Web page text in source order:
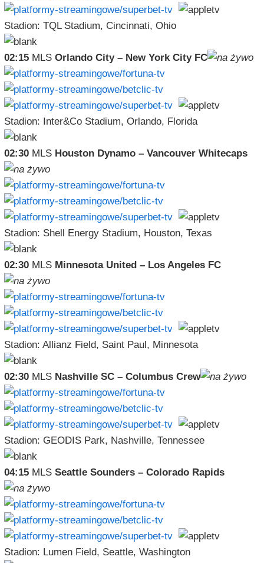
Stadion: TQL Stadium, Cincinnati, Ohio
02:15MLS Orlando City – New York City FC
Stadion: Inter&Co Stadium, Orlando, Florida
02:30MLS Houston Dynamo – Vancouver Whitecaps
Stadion: Shell Energy Stadium, Houston, Texas
02:30MLS Minnesota United – Los Angeles FC
Stadion: Allianz Field, Saint Paul, Minnesota
02:30MLS Nashville SC – Columbus Crew
Stadion: GEODIS Park, Nashville, Tennessee
04:15MLS Seattle Sounders – Colorado Rapids
Stadion: Lumen Field, Seattle, Washington